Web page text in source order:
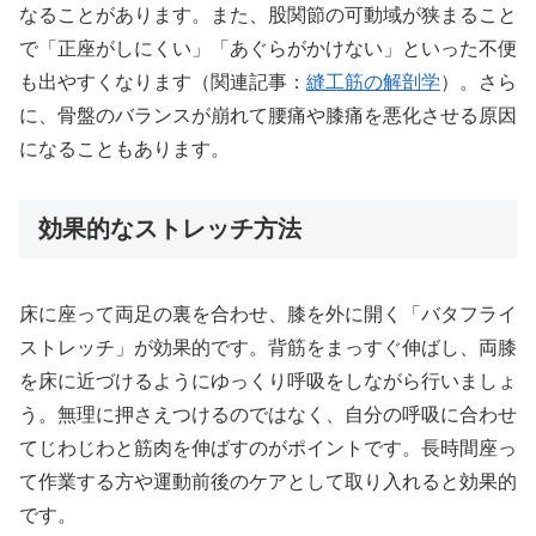
なることがあります。また、股関節の可動域が狭まること
で「正座がしにくい」「あぐらがかけない」といった不便
も出やすくなります（関連記事： 縫工筋の解剖学）。さら
に、骨盤のバランスが崩れて腰痛や膝痛を悪化させる原因
になることもあります。
効果的なストレッチ方法
床に座って両足の裏を合わせ、膝を外に開く「バタフライ
ストレッチ」が効果的です。背筋をまっすぐ伸ばし、両膝
を床に近づけるようにゆっくり呼吸をしながら行いましょ
う。無理に押さえつけるのではなく、自分の呼吸に合わせ
てじわじわと筋肉を伸ばすのがポイントです。長時間座っ
て作業する方や運動前後のケアとして取り入れると効果的
です。